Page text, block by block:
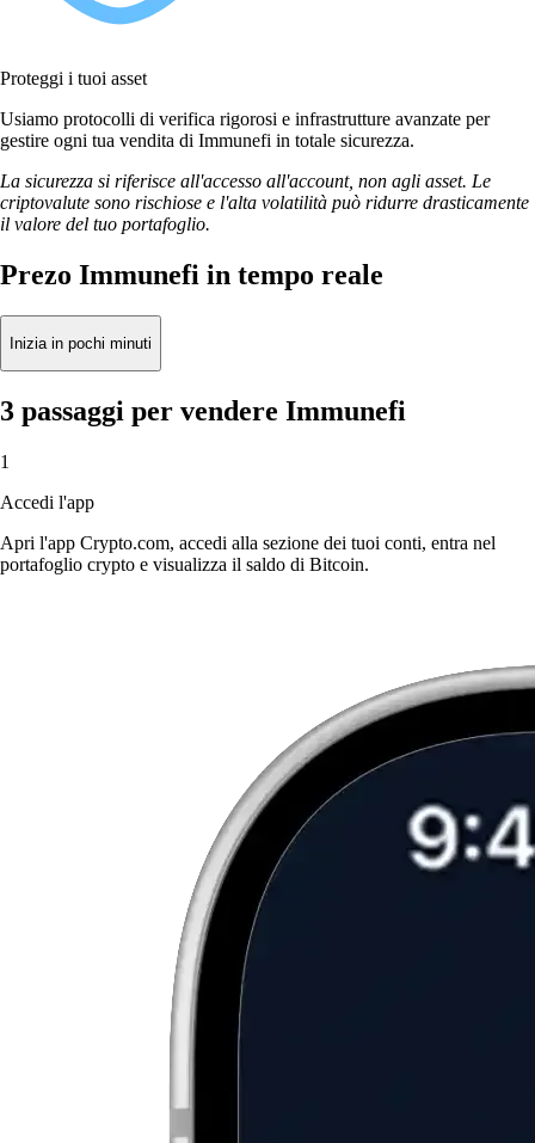
Proteggi i tuoi asset
Usiamo protocolli di verifica rigorosi e infrastrutture avanzate per
gestire ogni tua vendita di Immunefi in totale sicurezza.
La sicurezza si riferisce all'accesso all'account, non agli asset. Le
criptovalute sono rischiose e l'alta volatilità può ridurre drasticamente
il valore del tuo portafoglio.
Prezo Immunefi in tempo reale
Inizia in pochi minuti
3 passaggi per vendere Immunefi
1
Accedi l'app
Apri l'app Crypto.com, accedi alla sezione dei tuoi conti, entra nel
portafoglio crypto e visualizza il saldo di Bitcoin.